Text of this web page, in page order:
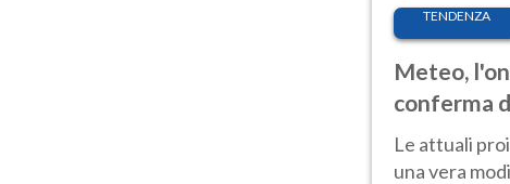
TENDENZA
Meteo,
conferma
Le attuali
una vera